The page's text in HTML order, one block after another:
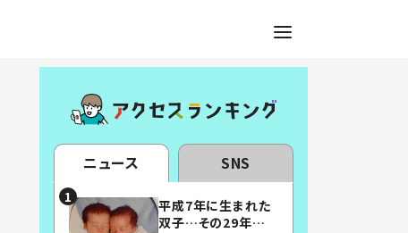
ニュース SNS
平成7年に生まれた
双子…その29年後